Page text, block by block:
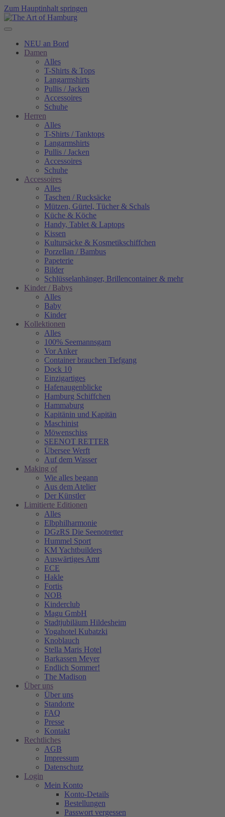
Zum Hauptinhalt springen
NEU an Bord
Damen
Alles
T-Shirts & Tops
Langarmshirts
Pullis / Jacken
Accessoires
Schuhe
Herren
Alles
T-Shirts / Tanktops
Langarmshirts
Pullis / Jacken
Accessoires
Schuhe
Accessoires
Alles
Taschen / Rucksäcke
Mützen, Gürtel, Tücher & Schals
Küche & Köche
Handy, Tablet & Laptops
Kissen
Kultursäcke & Kosmetikschiffchen
Porzellan / Bambus
Papeterie
Bilder
Schlüsselanhänger, Brillencontainer & mehr
Kinder / Babys
Alles
Baby
Kinder
Kollektionen
Alles
100% Seemannsgarn
Vor Anker
Container brauchen Tiefgang
Dock 10
Einzigartiges
Hafenaugen­blicke
Hamburg Schiffchen
Hammaburg
Kapitänin und Kapitän
Maschinist
Möwenschiss
SEENOT RETTER
Übersee Werft
Auf dem Wasser
Making of
Wie alles begann
Aus dem Atelier
Der Künstler
Limitierte Editionen
Alles
Elbphilharmonie
DGzRS Die Seenotretter
Hummel Sport
KM Yachtbuilders
Auswärtiges Amt
ECE
Hakle
Fortis
NOB
Kinderclub
Magu GmbH
Stadtjubiläum Hildesheim
Yogahotel Kubatzki
Knoblauch
Stella Maris Hotel
Barkassen Meyer
Endlich Sommer!
The Madison
Über uns
Über uns
Standorte
FAQ
Presse
Kontakt
Rechtliches
AGB
Impressum
Datenschutz
Login
Mein Konto
Konto-Details
Bestellungen
Passwort vergessen